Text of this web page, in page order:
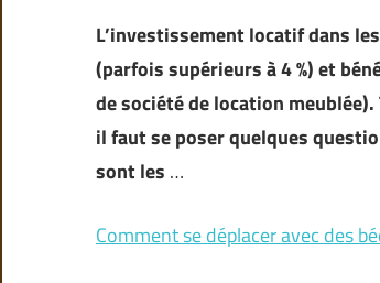
L’investissement locatif dans
(parfois supérieurs à 4 %) et
de société de location
il faut se poser quelques
sont les …
Comment se déplacer avec des